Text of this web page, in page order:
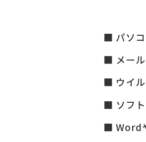
パソ
メー
ウイ
ソフ
Word